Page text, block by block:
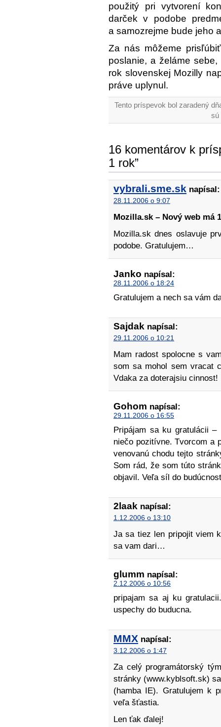
použitý pri vytvorení
darček v podobe
a samozrejme bude jeho
Za nás môžeme
poslanie, a želáme
rok slovenskej Mozilly
práve uplynul.
Tento príspevok bol zaradený
sú
16 komentárov k
1 rok”
vybrali.sme.sk napísal:
28.11.2006 o 9:07
Mozilla.sk – Nový web má
Mozilla.sk dnes oslavuje
podobe. Gratulujem…
Janko napísal:
28.11.2006 o 18:24
Gratulujem a nech sa vám
Sajdak napísal:
29.11.2006 o 10:21
Mam radost spolocne s
som sa mohol sem vracat
Vdaka za doterajsiu cinnost!
Gohom napísal:
29.11.2006 o 16:55
Pripájam sa ku gratulácii
niečo pozitívne. Tvorcom a
venovanú chodu tejto
Som rád, že som túto
objavil. Veľa síl do
2laak napísal:
1.12.2006 o 13:10
Ja sa tiez len pripojit viem
sa vam dari…
glumm napísal:
2.12.2006 o 10:56
pripajam sa aj ku
uspechy do buducna.
MMX napísal:
3.12.2006 o 1:47
Za celý programátorský
stránky (www.kyblsoft.sk)
(hamba IE). Gratulujem k
veľa šťastia.
Len ťak ďalej!